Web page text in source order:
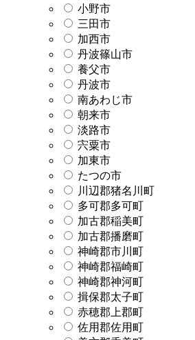
小野市
三田市
加西市
丹波篠山市
養父市
丹波市
南あわじ市
朝来市
淡路市
宍粟市
加東市
たつの市
川辺郡猪名川町
多可郡多可町
加古郡稲美町
加古郡播磨町
神崎郡市川町
神崎郡福崎町
神崎郡神河町
揖保郡太子町
赤穂郡上郡町
佐用郡佐用町